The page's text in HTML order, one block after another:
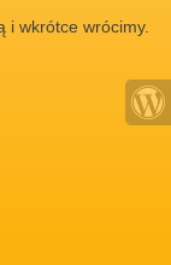
i wkrótce wrócimy.